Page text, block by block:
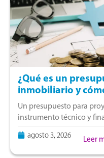
¿Qué es un
inmobiliario y
Un presupuesto para
instrumento técnico y
gastos para desarrollar
compra del terreno,
agosto 3, 2026 Leer